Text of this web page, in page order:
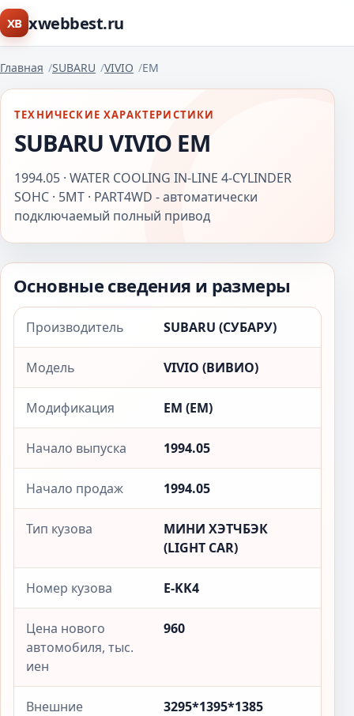
XB xwebbest.ru
Главная SUBARU VIVIO EM
ТЕХНИЧЕСКИЕ ХАРАКТЕРИСТИКИ
SUBARU VIVIO EM
1994.05 · WATER COOLING IN-LINE 4-CYLINDER
SOHC · 5MT · PART4WD - автоматически
подключаемый полный привод
Основные сведения и размеры
Производитель SUBARU (СУБАРУ)
Модель VIVIO (ВИВИО)
Модификация EM (ЕМ)
Начало выпуска 1994.05
Начало продаж 1994.05
Тип кузова
МИНИ ХЭТЧБЭК
(LIGHT CAR)
Номер кузова E-KK4
Цена нового
автомобиля, тыс.
иен
960
Внешние
3295*1395*1385